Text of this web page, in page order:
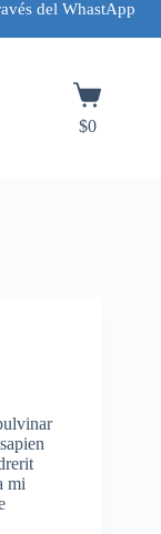
del WhastApp
Carro
de
compra
$0
mi